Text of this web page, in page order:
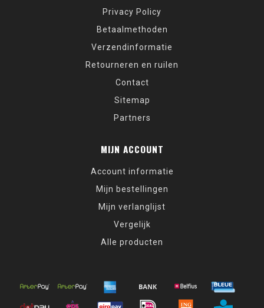
Privacy Policy
Betaalmethoden
Verzendinformatie
Retourneren en ruilen
Contact
Sitemap
Partners
MIJN ACCOUNT
Account informatie
Mijn bestellingen
Mijn verlanglijst
Vergelijk
Alle producten